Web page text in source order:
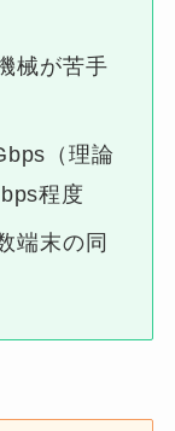
械が苦手
（理論
程度
端末の同